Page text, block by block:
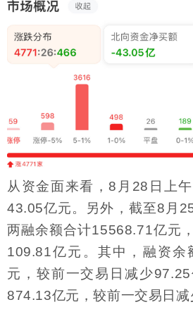
从资金面来看，8月28日上
43.05亿元。另外，截至8月
两融余额合计15568.71亿元
109.81亿元。其中，融资余
元，较前一交易日减少
874.13亿元，较前一交易日减